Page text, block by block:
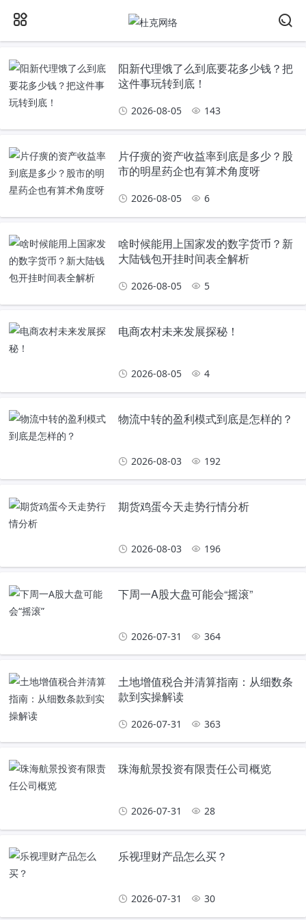
阳新代理饿了么到底要花多少钱？把
这件事玩转到底！
2026-08-05 143
片仔癀的资产收益率到底是多少？股
市的明星药企也有算术角度呀
2026-08-05 6
啥时候能用上国家发的数字货币？新
大陆钱包开挂时间表全解析
2026-08-05 5
电商农村未来发展探秘！
2026-08-05 4
物流中转的盈利模式到底是怎样的？
2026-08-03 192
期货鸡蛋今天走势行情分析
2026-08-03 196
下周一A股大盘可能会“摇滚”
2026-07-31 364
土地增值税合并清算指南：从细数条
款到实操解读
2026-07-31 363
珠海航景投资有限责任公司概览
2026-07-31 28
乐视理财产品怎么买？
2026-07-31 30